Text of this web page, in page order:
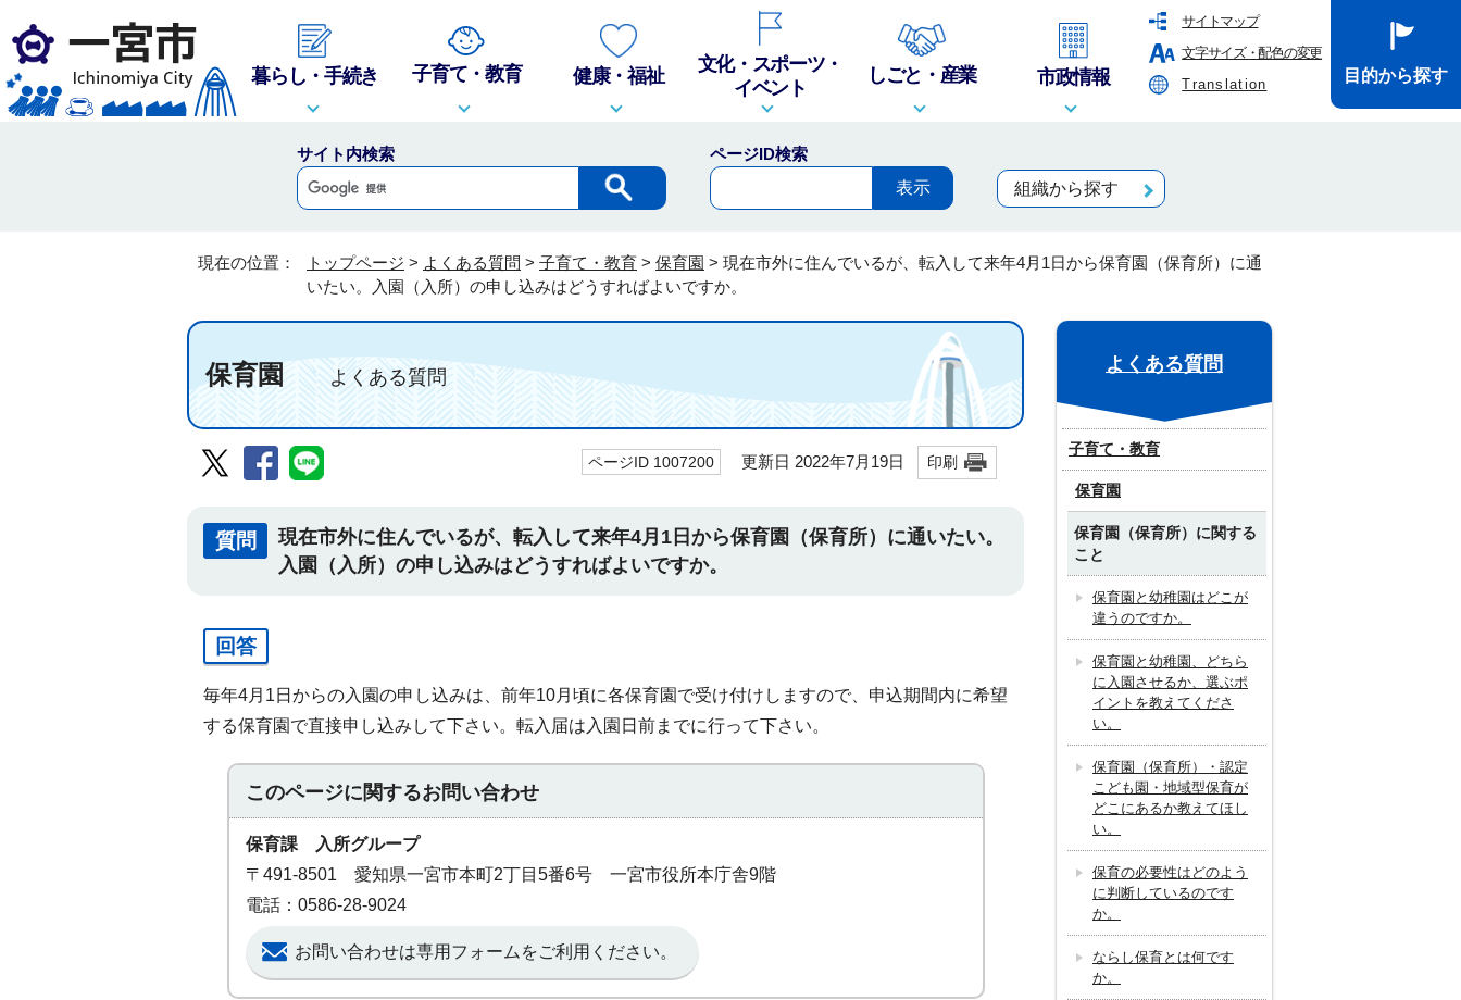
サイトマップ
文字サイズ・配色の変更
Translation
暮らし・手続き 子育て・教育 健康・福祉
文化・スポーツ・
イベント
しごと・産業 市政情報 目的から探す
サイト内検索
ページID検索
組織から探す
現在の位置： トップページ > よくある質問 > 子育て・教育 > 保育園 > 現在市外に住んでいるが、転入して来年4月1日から保育園（保育所）に通
いたい。入園（入所）の申し込みはどうすればよいですか。
保育園よくある質問
ページID 1007200 更新日 2022年7月19日 印刷
質問
現在市外に住んでいるが、転入して来年4月1日から保育園（保育所）に通いたい。
入園（入所）の申し込みはどうすればよいですか。
回答
毎年4月1日からの入園の申し込みは、前年10月頃に各保育園で受け付けしますので、申込期間内に希望
する保育園で直接申し込みして下さい。転入届は入園日前までに行って下さい。
このページに関するお問い合わせ
保育課 入所グループ
〒491-8501 愛知県一宮市本町2丁目5番6号 一宮市役所本庁舎9階
電話：0586-28-9024
お問い合わせは専用フォームをご利用ください。
よくある質問
子育て・教育
保育園
保育園（保育所）に関する
こと
保育園と幼稚園はどこが
違うのですか。
保育園と幼稚園、どちら
に入園させるか、選ぶポ
イントを教えてくださ
い。
保育園（保育所）・認定
こども園・地域型保育が
どこにあるか教えてほし
い。
保育の必要性はどのよう
に判断しているのです
か。
ならし保育とは何です
か。